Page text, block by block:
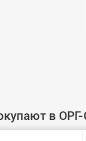
в ОРГ-